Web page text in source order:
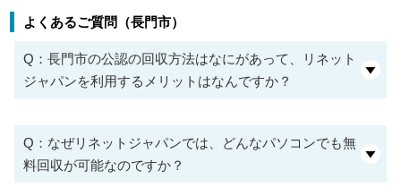
よくあるご質問（長門市）
Q：長門市の公認の回収方法はなにがあって、リネット
ジャパンを利用するメリットはなんですか？
Q：なぜリネットジャパンでは、どんなパソコンでも無
料回収が可能なのですか？